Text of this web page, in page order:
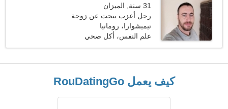
31 سنة, الميزان
رجل أعزب يبحث عن زوجة
26-30
تيميشوارا، رومانيا
علم النفس، أكل صحي
كيف يعمل RouDatingGo